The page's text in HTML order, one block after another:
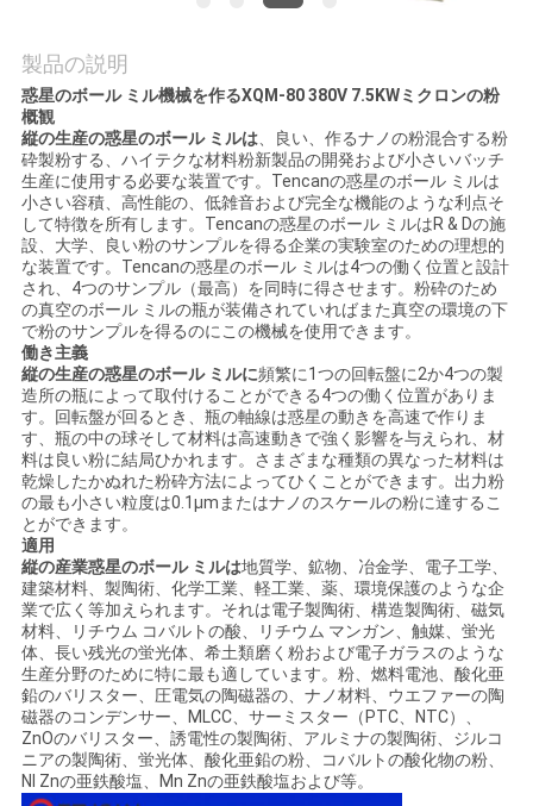
連
絡
し
な
さ
い
ニ
ュ
ー
ス
BLOG
引
用
を
製品の説明
惑星のボール ミル機械を作るXQM-80 380V 7.5KWミクロンの粉
概観
縦の生産の惑星のボール ミルは、良い、作るナノの粉混合する粉
砕製粉する、ハイテクな材料粉新製品の開発および小さいバッチ
生産に使用する必要な装置です。Tencanの惑星のボール ミルは
小さい容積、高性能の、低雑音および完全な機能のような利点そ
して特徴を所有します。Tencanの惑星のボール ミルはR & Dの施
設、大学、良い粉のサンプルを得る企業の実験室のための理想的
な装置です。Tencanの惑星のボール ミルは4つの働く位置と設計
され、4つのサンプル（最高）を同時に得させます。粉砕のため
の真空のボール ミルの瓶が装備されていればまた真空の環境の下
で粉のサンプルを得るのにこの機械を使用できます。
働き主義
縦の生産の惑星のボール ミルに頻繁に1つの回転盤に2か4つの製
造所の瓶によって取付けることができる4つの働く位置がありま
す。回転盤が回るとき、瓶の軸線は惑星の動きを高速で作りま
す、瓶の中の球そして材料は高速動きで強く影響を与えられ、材
料は良い粉に結局ひかれます。さまざまな種類の異なった材料は
乾燥したかぬれた粉砕方法によってひくことができます。出力粉
の最も小さい粒度は0.1μmまたはナノのスケールの粉に達するこ
とができます。
適用
縦の産業惑星のボール ミルは地質学、鉱物、冶金学、電子工学、
建築材料、製陶術、化学工業、軽工業、薬、環境保護のような企
業で広く等加えられます。それは電子製陶術、構造製陶術、磁気
材料、リチウム コバルトの酸、リチウム マンガン、触媒、蛍光
体、長い残光の蛍光体、希土類磨く粉および電子ガラスのような
生産分野のために特に最も適しています。粉、燃料電池、酸化亜
鉛のバリスター、圧電気の陶磁器の、ナノ材料、ウエファーの陶
磁器のコンデンサー、MLCC、サーミスター（PTC、NTC）、
ZnOのバリスター、誘電性の製陶術、アルミナの製陶術、ジルコ
ニアの製陶術、蛍光体、酸化亜鉛の粉、コバルトの酸化物の粉、
NI Znの亜鉄酸塩、Mn Znの亜鉄酸塩および等。